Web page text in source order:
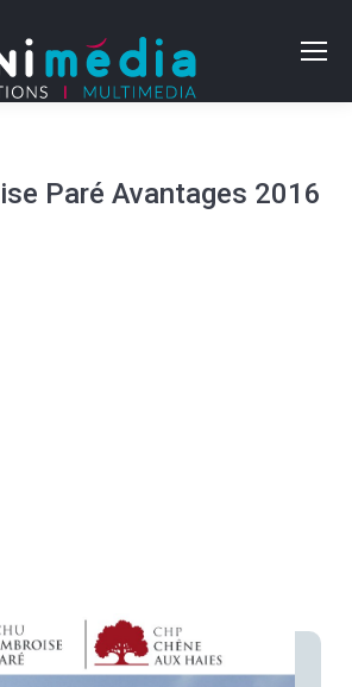
Paré Avantages 2016